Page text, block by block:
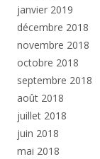
janvier 2019
décembre 2018
novembre 2018
octobre 2018
septembre 2018
août 2018
juillet 2018
juin 2018
mai 2018